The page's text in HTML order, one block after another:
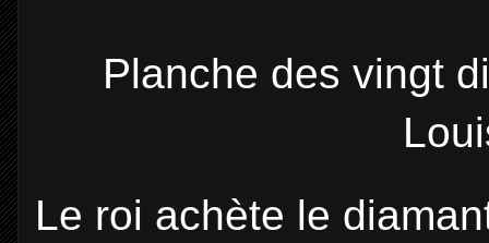
Planche des vingt
Le roi achète le